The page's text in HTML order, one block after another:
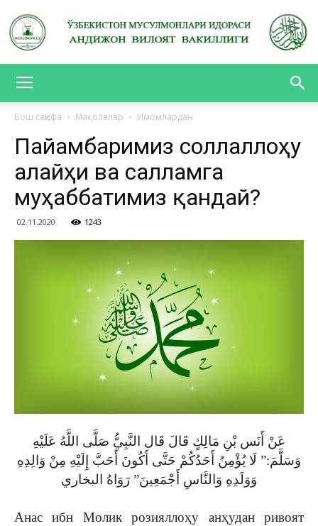
ВИЛОЯТ
ВАКИЛЛИГИ
Бош саҳифа Мақолалар Имомлардан
Пайғамбаримиз соллаллоҳу
алайҳи ва салламга
муҳаббатимиз қандай?
02.11.2020 1243
عَنْ أَنَس بْنِ مَالِكٍ قَالَ قَال النَّبِيُّ صَلَّى اللَّهُ عَلَيْهِ
وَسَلَّمَ:” لَا يُؤْمِنُ أَحَدُكُمْ حَتَّى أَكُونَ أَحَبَّ إِلَيْهِ مِنْ وَالِدِهِ
وَوَلَدِهِ وَالنَّاسِ أَجْمَعِينَ” رَوَاهُ البخاري
Анас ибн Молик розияллоҳу анҳудан ривоят